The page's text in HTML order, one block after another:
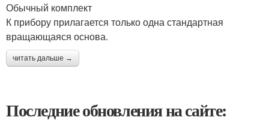
Обычный комплект
К прибору прилагается только одна стандартная
вращающаяся основа.
читать дальше →
Последние обновления на сайте: